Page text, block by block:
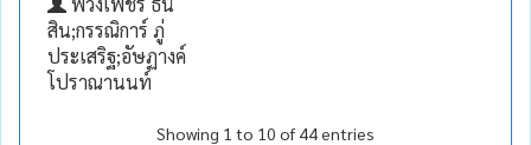
สิน;กรรณิการ์ ภู่
ประเสริฐ;อัษฏางค์
โปราณานนท์
Showing 1 to 10 of 44 entries